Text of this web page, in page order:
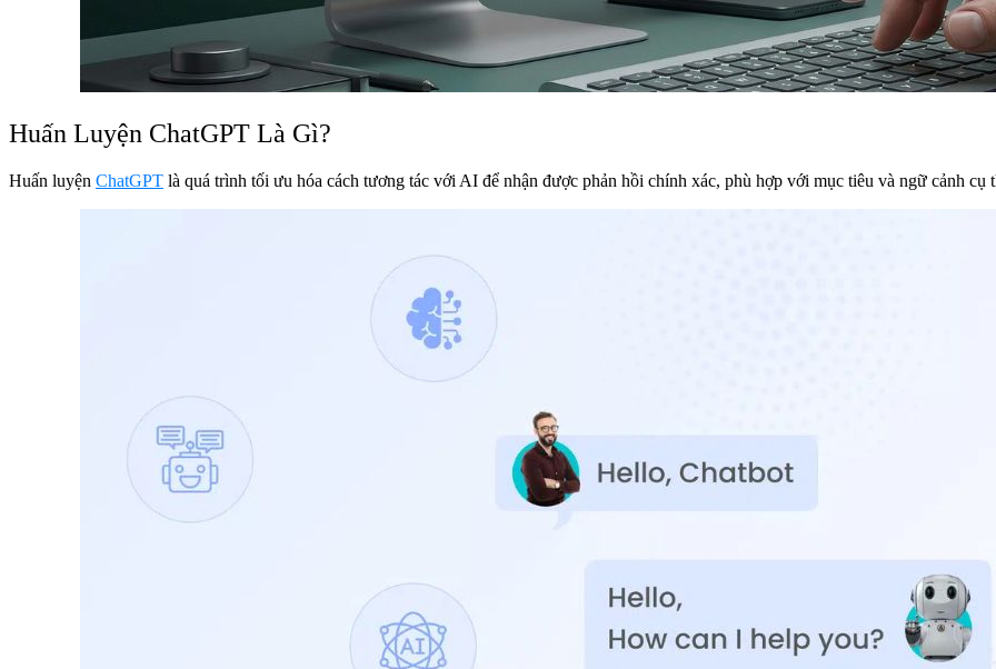
Huấn Luyện ChatGPT Là Gì?
Huấn luyện ChatGPT là quá trình tối ưu hóa cách tương tác với AI để nhận được phản hồi chính xác, phù hợp với mục tiêu và ngữ cảnh cụ